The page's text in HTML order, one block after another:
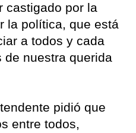
castigado por la
la política, que está
a todos y cada
de nuestra querida
pidió que
entre todos,